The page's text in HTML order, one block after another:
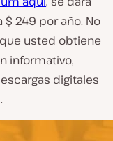
249 por año. No
usted obtiene
informativo,
digitales